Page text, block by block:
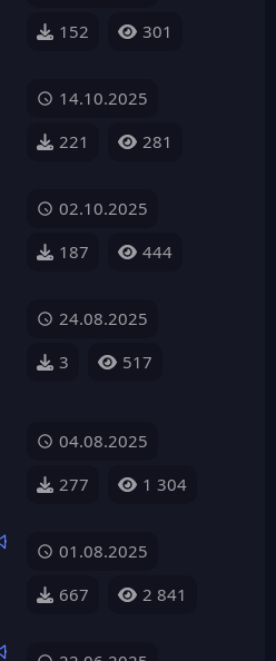
152
301
14.10.2025
221
281
02.10.2025
187
444
24.08.2025
3
517
04.08.2025
277
1 304
Р
е
01.08.2025
667
2 841
Р